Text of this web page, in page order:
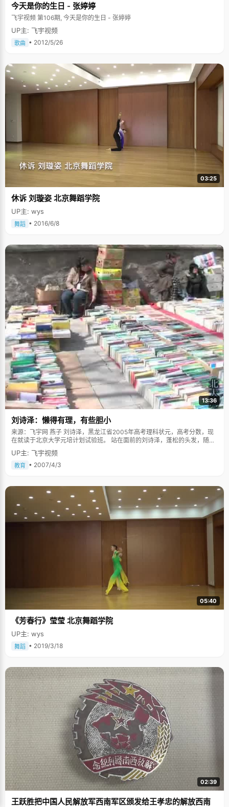
今天是你的生日 - 张婷婷
飞宇视频 第106期, 今天是你的生日 - 张婷婷
UP主: 飞宇视频
歌曲 • 2012/5/26
03:25
休诉 刘璇姿 北京舞蹈学院
UP主: wys
舞蹈 • 2016/6/8
13:36
刘诗泽：懒得有理，有些胆小
来源：飞宇网 燕子 刘诗泽，黑龙江省2005年高考理科状元，高考分数，现
在就读于北京大学元培计划试验班。 站在面前的刘诗泽，蓬松的头发，随意
的穿了一件红色体恤衫，眼神有些迷离，一幅似乎还没有睡醒的样子。 在父
母的记忆里，刘诗泽聪明的天性从小就初见端倪，上学之前，他跟着不认字
的奶奶学会了很多诗歌，并且《三字经》、《百家姓》都能倒背如流，练习
能考得非常好，小学的时候，同学们都以超越他为自豪。刘诗泽收起了顽皮
的笑容，一脸认真："别看我玩得比别人多，但是一个人的时候，我学得也比
别人努力得多。"所以家人经常能看到满身疲惫的刘诗泽回到家以后，一个人
静静的坐在书桌前认真学习，不管多晚，多累，他都打起十二分的精力将所
有功课认真做完。"每一次考试之前，我都会写复习提纲，尤其是历史、地
诗泽很"懒"，他甚至懒得做题，他对题海战术不感兴趣，每种类型的题目他
都只做三四道，当同学们在埋头苦战的时候，他在托着腮，看着天花板，冥
思苦想，"我想，要是能找出其中的规律，这一类型的题就都会了。"刘诗泽
说自己的大脑就像一个发动机，每天除了睡觉以外，都在运转，就算跟同学
聊天的时候，大脑也开足了马力，想找出其中的经验和规律，"我每天想的事
情特别多，做什么总想找出最好的办法和最方便的途径。"所以不要看刘诗泽
一脸认真地看着你说话，指不定他大脑里已经生出什么新的想法。 上大学以
后，刘诗泽懒得洗衣服，他觉得每天重复的做那些动作很麻烦，于是，将动
时间多看点书，多做几道题，似乎极其符合时间就是金钱的原理。 刘诗泽从
织了一个素质拓展训练，其中有一个项目就是要求学生们挨个爬上一根7米5
的电线杆，然后纵身向前跳跃，抓住前方两米处的一根杆子。那个电线杆不
处的那根杆子就在眼前，不过这中间的距离却像一条鸿沟，难以逾越。犹豫
了好几分钟，他都无法站起身来。蹲在杆顶，刘诗泽可以看到远处空旷的田
野，恰好有一只小鹿从树林里跑出来，钻进了一片荆棘里，那种轻松有趣的
气氛感染了刘诗泽，这时候，杆子底下响起了同学们鼓励的掌声，刘诗泽发
现自己不由自主地站起来了，风吹过脸庞的感觉非常清爽舒服。前方2米处的
杆子似乎没那么遥远了，刘诗泽大胆的跳了出去，这纵身一跳，不但完成了
任务，也跳出了自己心中的阴影："这个事情让我明白了，如果你能勇于克服
心中的怯懦，你面前的困难就不再是困难了。" 刘诗泽有三个偶像，一个是爸
爸，"虽然我的学习和生活都不会严加辞令，但是他对我的言传身教特别多，
甚至为了让自己喜欢看书而戒掉了看电视的习惯；一个是毛泽东，"每次面对
困难，或是别人对自己不信任的时候，他都能很好的处理，而且在每次政治
斗争的时候都能找出一种很好的解决方法。"还有一个是森林狼队的加内
特，"他是靠一种信念在打球，那种把内心的求生欲望迸发出来的精神很能感
染人。" 这就是刘诗泽，没有被媒体粉饰得光彩耀人的状元光环，一个有些慵
懒、有些胆小、有些聪明的真实的男孩。
UP主: 飞宇视频
教育 • 2007/4/3
05:40
《芳春行》莹莹 北京舞蹈学院
UP主: wys
舞蹈 • 2019/3/18
02:39
王跃胜把中国人民解放军西南军区颁发给王孝忠的解放西南